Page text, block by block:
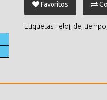
Favoritos
Etiquetas: reloj de tiempo